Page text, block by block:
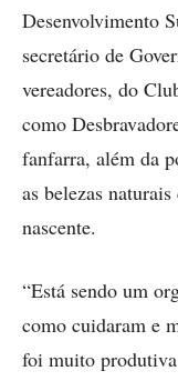
Desenvolvimento
secretário de
vereadores, do
como
fanfarra, além da
as belezas
nascente.
“Está sendo um
como cuidaram e
foi muito